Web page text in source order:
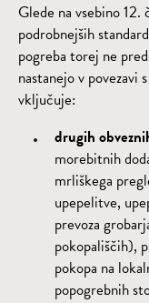
Glede na vsebino
podrobnejših
pogreba torej ne
nastanejo v povezavi
vključuje:
drugih
morebitnih
mrliškega
upepelitve,
prevoza
pokopališčih),
pokopa na
popogrebnih